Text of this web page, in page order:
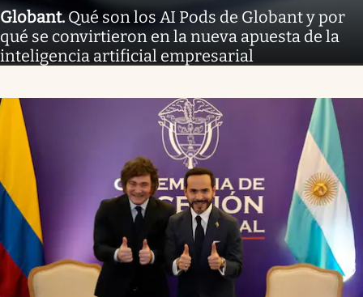
Globant.Qué son los AI Pods de Globant y por
qué se convirtieron en la nueva apuesta de la
inteligencia artificial empresarial